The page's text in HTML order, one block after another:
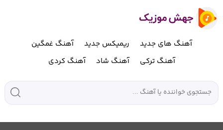
آهنگ های جدید ریمیکس جدید
آهنگ غمگین
آهنگ ترکی
آهنگ شاد آهنگ کردی